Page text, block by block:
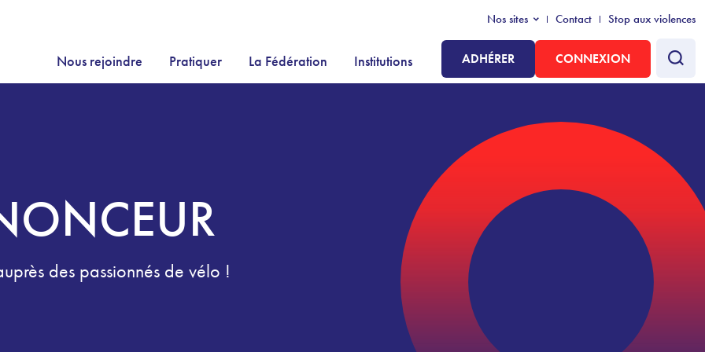
Nous rejoindre Pratiquer La Fédération Institutions ADHÉRER CONNEXION
Nos sites Contact Stop aux violences
des passionnés de vélo !